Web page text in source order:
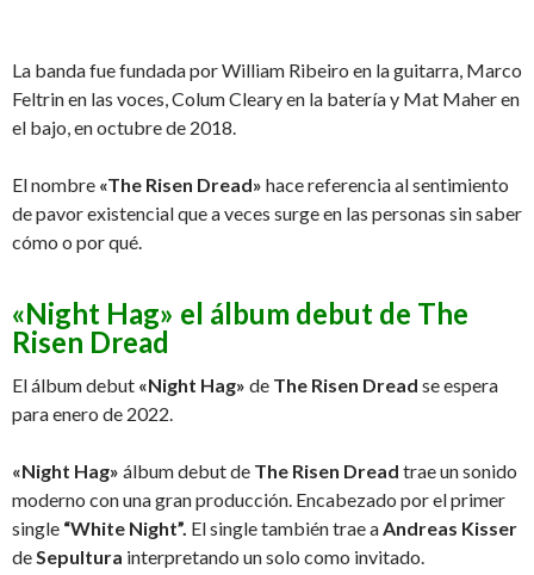
La banda fue fundada por William Ribeiro en la guitarra, Marco
Feltrin en las voces, Colum Cleary en la batería y Mat Maher en
el bajo, en octubre de 2018.
El nombre «The Risen Dread» hace referencia al sentimiento
de pavor existencial que a veces surge en las personas sin saber
cómo o por qué.
«Night Hag» el álbum debut de The
Risen Dread
El álbum debut «Night Hag» de The Risen Dread se espera
para enero de 2022.
«Night Hag» álbum debut de The Risen Dread trae un sonido
moderno con una gran producción. Encabezado por el primer
single “White Night”. El single también trae aAndreas Kisser
deSepultura interpretando un solo como invitado.